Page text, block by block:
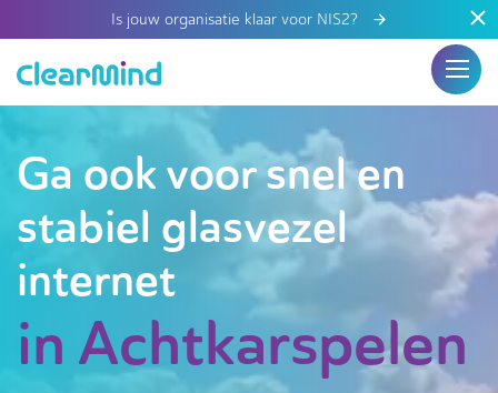
Is jouw organisatie klaar voor NIS2?
Ga ook voor snel en
stabiel glasvezel
internet
in Achtkarspelen